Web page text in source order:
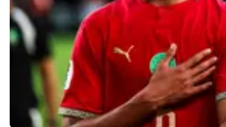
Lille 8, 17 , 17 , 24 , 10,75
Monaco 5 , 15 , 9 , 17 , 15
OM 6, 16 , 8 , 18 , 12
RENNES 3 , 5 , 14 , 11 , 10
NICE 6, 3 , 15 , 3 , 2
5+ Répondre